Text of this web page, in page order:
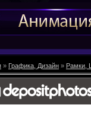
» Графика, Дизайн » Рамки,